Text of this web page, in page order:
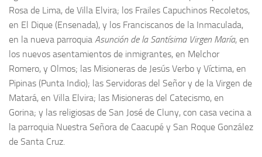
Rosa de Lima, de Villa Elvira; los Frailes Capuchinos Recoletos,
en El Dique (Ensenada), y los Franciscanos de la Inmaculada,
en la nueva parroquia Asunción de la Santísima Virgen María, en
los nuevos asentamientos de inmigrantes, en Melchor
Romero, y Olmos; las Misioneras de Jesús Verbo y Víctima, en
Pipinas (Punta Indio); las Servidoras del Señor y de la Virgen de
Matará, en Villa Elvira; las Misioneras del Catecismo, en
Gorina; y las religiosas de San José de Cluny, con casa vecina a
la parroquia Nuestra Señora de Caacupé y San Roque González
de Santa Cruz.